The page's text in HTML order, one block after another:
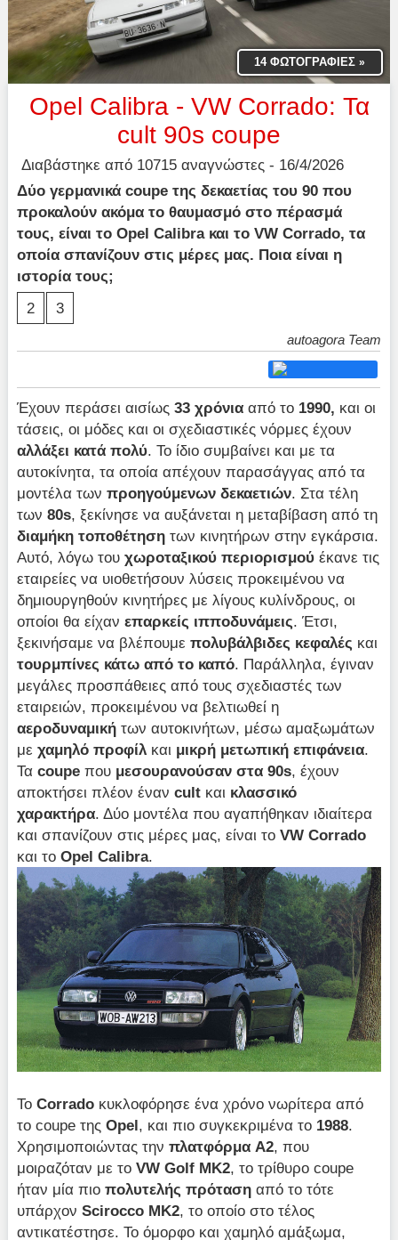
14 ΦΩΤΟΓΡΑΦΙΕΣ»
Opel Calibra - VW Corrado: Τα
cult 90s coupe
Διαβάστηκε από 10715 αναγνώστες - 16/4/2026
Δύο γερμανικά coupe της δεκαετίας του 90 που
προκαλούν ακόμα το θαυμασμό στο πέρασμά
τους, είναι τo Opel Calibra και το VW Corrado, τα
οποία σπανίζουν στις μέρες μας. Ποια είναι η
ιστορία τους;
2
3
autoagora Team
Έχουν περάσει αισίως33 χρόνια από το 1990, και οι
τάσεις, οι μόδες και οι σχεδιαστικές νόρμες έχουν
αλλάξει κατά πολύ. Το ίδιο συμβαίνει και με τα
αυτοκίνητα, τα οποία απέχουν παρασάγγας από τα
μοντέλα τωνπροηγούμενων δεκαετιών. Στα τέλη
των80s, ξεκίνησε να αυξάνεται η μεταβίβαση από τη
διαμήκη τοποθέτηση των κινητήρων στην εγκάρσια.
Αυτό, λόγω τουχωροταξικού περιορισμού έκανε τις
εταιρείες να υιοθετήσουν λύσεις προκειμένου να
δημιουργηθούν κινητήρες με λίγους κυλίνδρους, οι
οποίοι θα είχανεπαρκείς ιπποδυνάμεις. Έτσι,
ξεκινήσαμε να βλέπουμεπολυβάλβιδες κεφαλές και
τουρμπίνες κάτω από το καπό. Παράλληλα, έγιναν
μεγάλες προσπάθειες από τους σχεδιαστές των
εταιρειών, προκειμένου να βελτιωθεί η
αεροδυναμική των αυτοκινήτων, μέσω αμαξωμάτων
μεχαμηλό προφίλ και μικρή μετωπική επιφάνεια.
Ταcoupe που μεσουρανούσαν στα 90s, έχουν
αποκτήσει πλέον ένανcult και κλασσικό
χαρακτήρα. Δύο μοντέλα που αγαπήθηκαν ιδιαίτερα
και σπανίζουν στις μέρες μας, είναι τοVWCorrado
και τοOpelCalibra.
ΤοCorrado κυκλοφόρησε ένα χρόνο νωρίτερα από
το coupe τηςOpel , και πιο συγκεκριμένα το 1988.
Χρησιμοποιώντας τηνπλατφόρμα A2, που
μοιραζόταν με τοVWGolf MK2, το τρίθυρο coupe
ήταν μία πιοπολυτελής πρόταση από το τότε
υπάρχονScirocco MK2, το οποίο στο τέλος
αντικατέστησε. Το όμορφο και χαμηλό αμάξωμα,